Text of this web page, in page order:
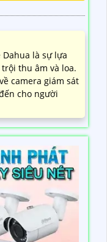
Dahua là sự lựa
thu âm và loa.
camera giám sát
cho người